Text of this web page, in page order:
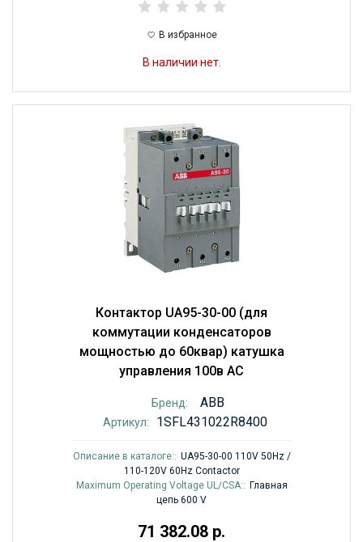
В избранное
В наличии нет.
Контактор UA95-30-00 (для
коммутации конденсаторов
мощностью до 60квар) катушка
управления 100в AC
Бренд: ABB
Артикул: 1SFL431022R8400
Описание в каталоге:: UA95-30-00 110V 50Hz /
110-120V 60Hz Contactor
Maximum Operating Voltage UL/CSA:: Главная
цепь 600 V
71 382.08 р.